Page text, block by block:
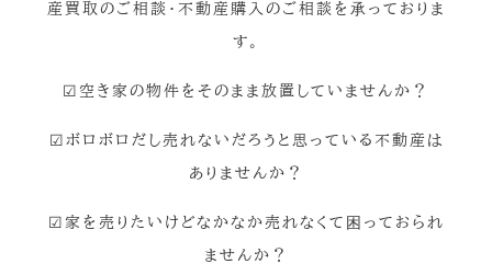
産買取のご相談・不動産購入のご相談を承っておりま
す。
☑空き家の物件をそのまま放置していませんか？
☑ボロボロだし売れないだろうと思っている不動産は
ありませんか？
☑家を売りたいけどなかなか売れなくて困っておられ
ませんか？